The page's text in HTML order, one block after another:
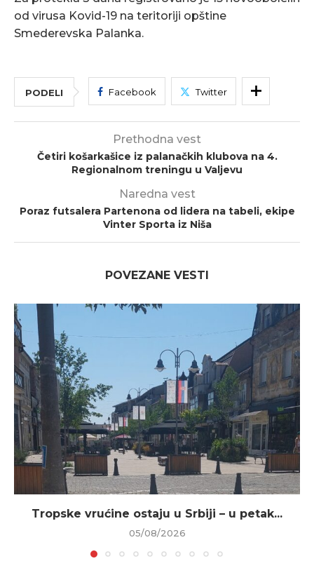
od virusa Kovid-19 na teritoriji opštine
Smederevska Palanka.
PODELI Facebook Twitter
Prethodna vest
Četiri košarkašice iz palanačkih klubova na 4.
Regionalnom treningu u Valjevu
Naredna vest
Poraz futsalera Partenona od lidera na tabeli, ekipe
Vinter Sporta iz Niša
POVEZANE VESTI
Tropske vrućine ostaju u Srbiji – u petak...
05/08/2026